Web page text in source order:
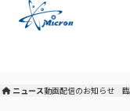
ニュース動画配信のお知らせ 臨